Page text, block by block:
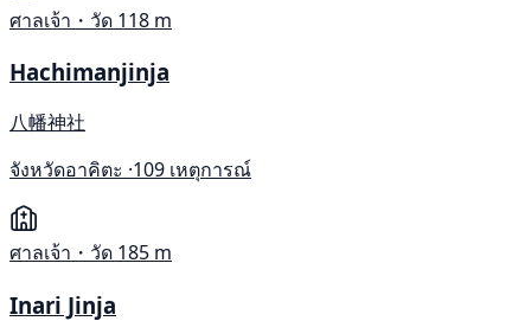
ศาลเจ้า・วัด 118 m
Hachimanjinja
八幡神社
จังหวัดอาคิตะ ·109 เหตุการณ์
ศาลเจ้า・วัด 185 m
Inari Jinja